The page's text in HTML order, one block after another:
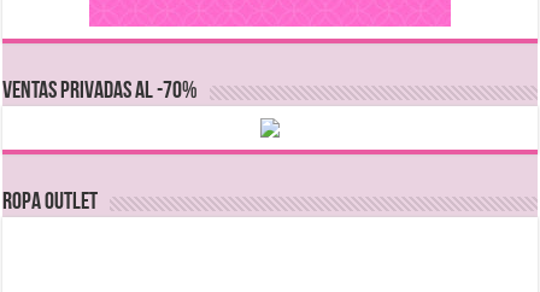
VENTAS PRIVADAS AL -70%
Ropa Outlet